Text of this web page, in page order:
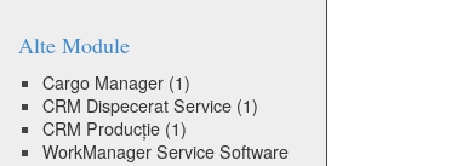
Alte Module
Cargo Manager (1)
CRM Dispecerat Service (1)
CRM Producție (1)
WorkManager Service Software